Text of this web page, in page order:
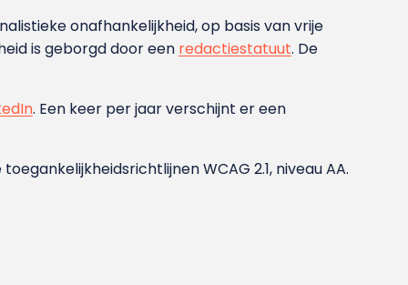
onafhankelijkheid, op basis van vrije
is geborgd door een redactiestatuut. De
. Een keer per jaar verschijnt er een
WCAG 2.1, niveau AA.